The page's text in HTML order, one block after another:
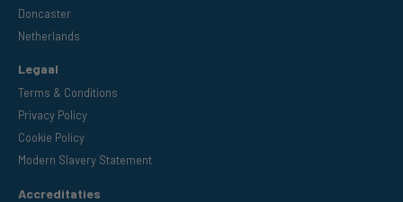
Doncaster
Netherlands
Legaal
Terms & Conditions
Privacy Policy
Cookie Policy
Modern Slavery Statement
Accreditaties